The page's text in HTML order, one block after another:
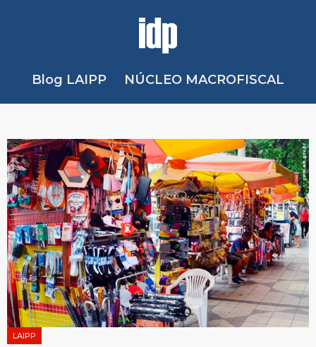
Blog LAIPP NÚCLEO MACROFISCAL
LAIPP